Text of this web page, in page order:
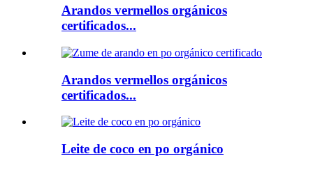
Arandos vermellos orgánicos
certificados...
Arandos vermellos orgánicos
certificados...
Leite de coco en po orgánico